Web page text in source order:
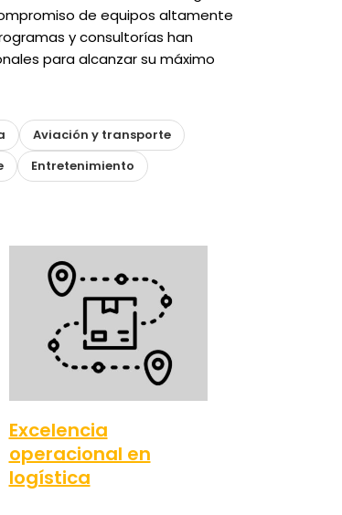
de equipos altamente
y consultorías han
para alcanzar su máximo
Aviación y transporte
Entretenimiento
Excelencia
operacional en
logística